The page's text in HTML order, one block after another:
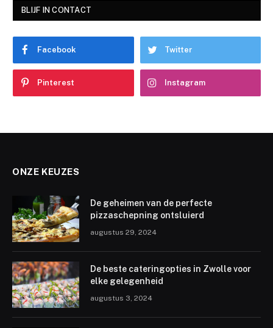
BLIJF IN CONTACT
Facebook Twitter
Pinterest Instagram
ONZE KEUZES
De geheimen van de perfecte
pizzaschepning ontsluierd
augustus 29, 2024
De beste cateringopties in Zwolle voor
elke gelegenheid
augustus 3, 2024